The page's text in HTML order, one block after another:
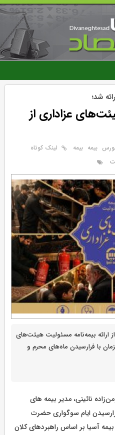
رفتن
محتوای
اصلی
شد؛
عزاداری از
بيمه بیمه
لینک کوتاه
ارائه بیمه‌نامه مسئولیت هیئت‌های
با فرارسیدن ماه‌های محرم و
نائینی، مدیر بیمه های
ایام سوگواری حضرت
آسیا بر اساس راهبردهای کلان